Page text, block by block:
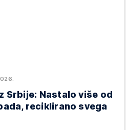
Srbije: Nastalo više od
reciklirano svega